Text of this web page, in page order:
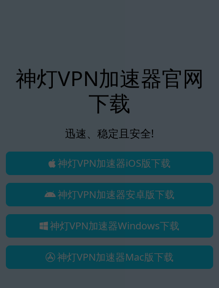
神灯VPN加速器官网
下载
迅速、稳定且安全!
神灯VPN加速器iOS版下载
神灯VPN加速器安卓版下载
神灯VPN加速器Windows下载
神灯VPN加速器Mac版下载